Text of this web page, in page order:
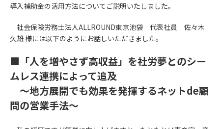
導入補助金の活用方法についてご説明いたしました。
社会保険労務士法人ALLROUND東京池袋 代表社員 佐々木
久雄 様には以下のようにお話しいただきました。
■ 「人を増やさず高収益」を社労夢とのシー
ムレス連携によって追及
～地方展開でも効果を発揮するネットde顧
問の営業手法～